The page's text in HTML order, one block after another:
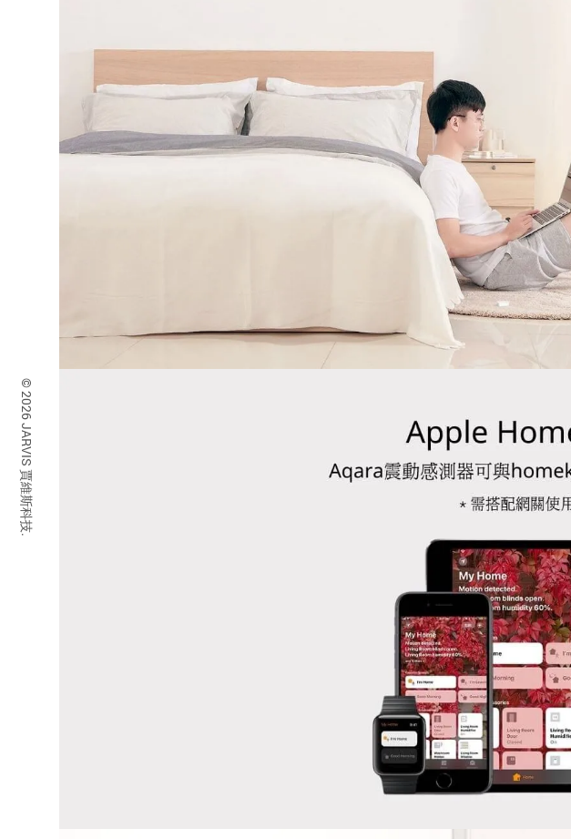
© 2026 JARVIS 賈維斯科技.